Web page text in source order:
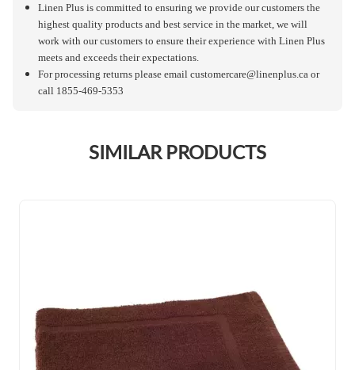
Linen Plus is committed to ensuring we provide our customers the
highest quality products and best service in the market, we will
work with our customers to ensure their experience with Linen Plus
meets and exceeds their expectations.
For processing returns please email customercare@linenplus.ca or
call 1855-469-5353
SIMILAR PRODUCTS